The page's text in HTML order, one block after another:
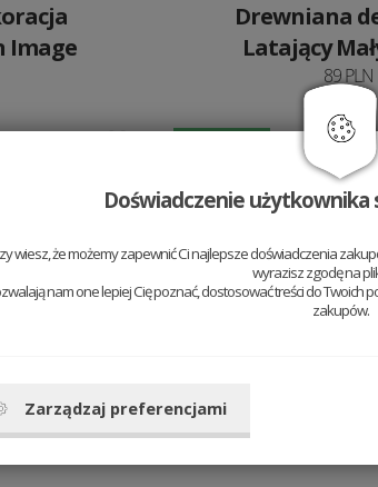
Image
Drewniana
Latający
89 PLN
Mały
Doświadczenie użytkownika
wiesz, że możemy zapewnić Ci najlepsze doświadczenia
wyrazisz zgodę na
nam one lepiej Cię poznać, dostosować treści do Twoich
zakupów.
Zarządzaj preferencjami